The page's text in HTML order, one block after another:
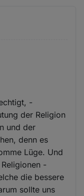
-
der Religion
und der
denn es
Lüge. Und
-
die bessere
sollte uns